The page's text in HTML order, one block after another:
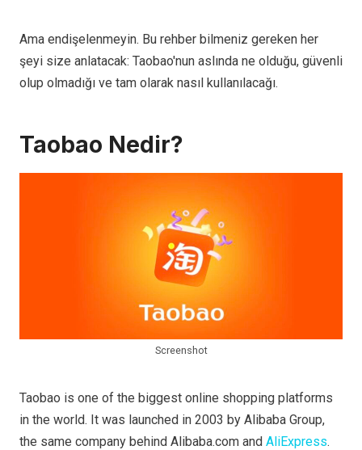
Ama endişelenmeyin. Bu rehber bilmeniz gereken her
şeyi size anlatacak: Taobao'nun aslında ne olduğu, güvenli
olup olmadığı ve tam olarak nasıl kullanılacağı.
Taobao Nedir?
Screenshot
Taobao is one of the biggest online shopping platforms
in the world. It was launched in 2003 by Alibaba Group,
the same company behind Alibaba.com and AliExpress.